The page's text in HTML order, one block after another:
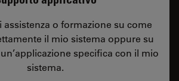
o formazione su come
il mio sistema oppure su
specifica con il mio
sistema.